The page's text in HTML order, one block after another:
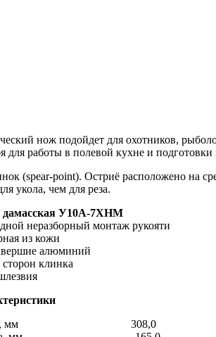
нож подойдет для охотников,
для работы в полевой кухне и
(spear-point). Остриё расположено на
укола, чем для реза.
дамасская У10А-7ХНМ
неразборный монтаж рукояти
из кожи
алюминий
клинка
мм 308,0